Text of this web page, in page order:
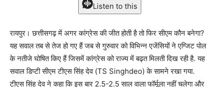
Listen to this
रायपुर। छत्तीसगढ़ में अगर कांग्रेस की जीत होती है तो फिर सीएम कौन बनेगा?
यह सवाल तब से तेज हो गए हैं जब से गुरुवार को विभिन्न एजेंसियों ने एग्जिट पोल
के नतीजे घोषित किए हैं जिसमें कांग्रेस को राज्य में बढ़त मिलती दिख रही है. यह
सवाल डिप्टी सीएम टीएस सिंह देव (TS Singhdeo) के सामने रखा गया.
टीएस सिंह देव ने कहा कि इस बार 2.5-2.5 साल वाला फॉर्मूला नहीं चलेगा और